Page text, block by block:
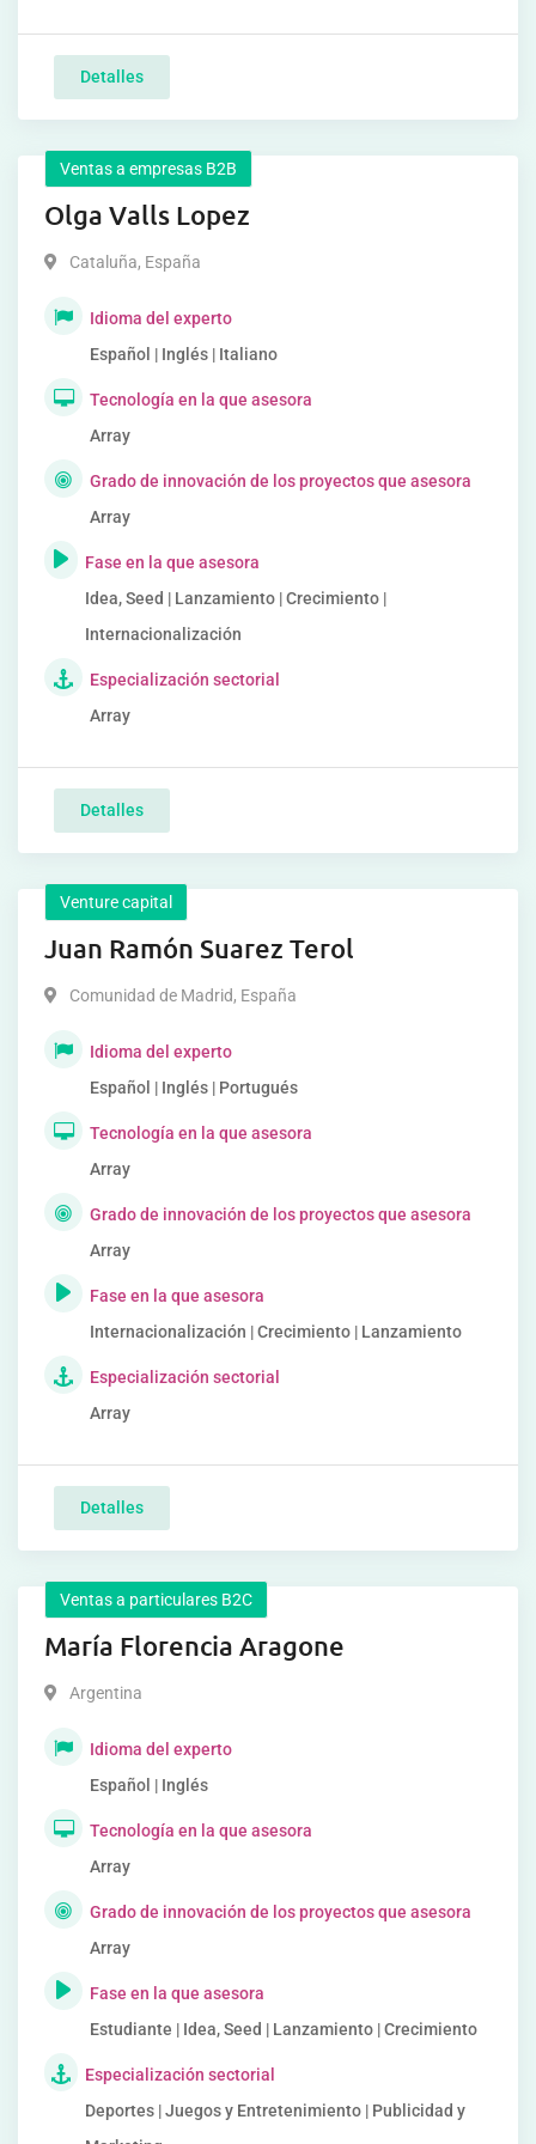
Detalles
Ventas a empresas B2B
Olga Valls Lopez
Cataluña, España
Idioma del experto
Español | Inglés | Italiano
Tecnología en la que asesora
Array
Grado de innovación de los proyectos que asesora
Array
Fase en la que asesora
Idea, Seed | Lanzamiento | Crecimiento |
Internacionalización
Especialización sectorial
Array
Detalles
Venture capital
Juan Ramón Suarez Terol
Comunidad de Madrid, España
Idioma del experto
Español | Inglés | Portugués
Tecnología en la que asesora
Array
Grado de innovación de los proyectos que asesora
Array
Fase en la que asesora
Internacionalización | Crecimiento | Lanzamiento
Especialización sectorial
Array
Detalles
Ventas a particulares B2C
María Florencia Aragone
Argentina
Idioma del experto
Español | Inglés
Tecnología en la que asesora
Array
Grado de innovación de los proyectos que asesora
Array
Fase en la que asesora
Estudiante | Idea, Seed | Lanzamiento | Crecimiento
Especialización sectorial
Deportes | Juegos y Entretenimiento | Publicidad y